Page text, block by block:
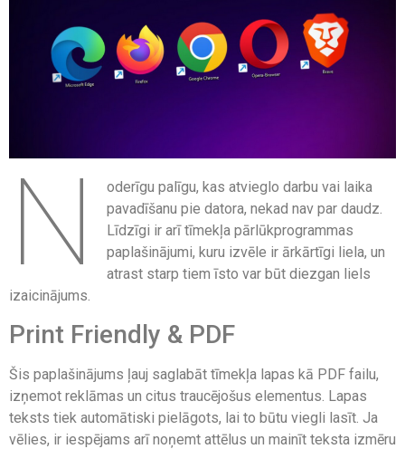
N
oderīgu palīgu, kas atvieglo darbu vai laika
pavadīšanu pie datora, nekad nav par daudz.
Līdzīgi ir arī tīmekļa pārlūkprogrammas
paplašinājumi, kuru izvēle ir ārkārtīgi liela, un
atrast starp tiem īsto var būt diezgan liels
izaicinājums.
Print Friendly & PDF
Šis paplašinājums ļauj saglabāt tīmekļa lapas kā PDF failu,
izņemot reklāmas un citus traucējošus elementus. Lapas
teksts tiek automātiski pielāgots, lai to būtu viegli lasīt. Ja
vēlies, ir iespējams arī noņemt attēlus un mainīt teksta izmēru